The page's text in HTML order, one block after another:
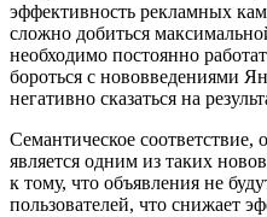
эффективность рекламных
сложно добиться
необходимо постоянно
бороться с нововведениями
негативно сказаться на
Семантическое
является одним из таких
к тому, что объявления не
пользователей, что снижает